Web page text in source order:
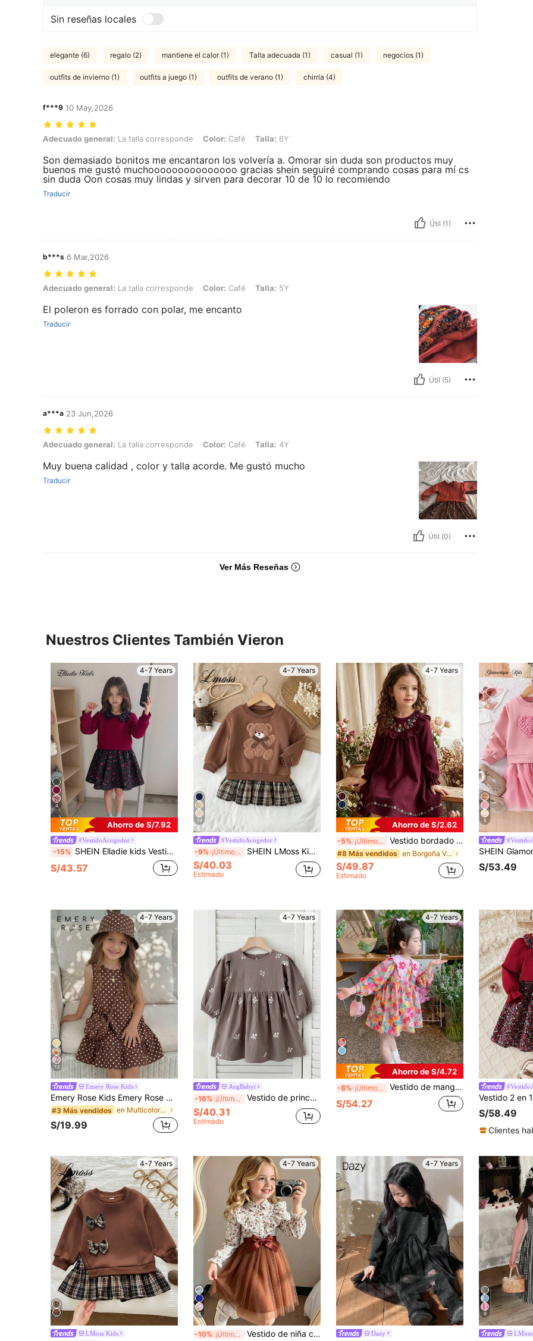
Sin reseñas locales
elegante (6) regalo (2) mantiene el calor (1) Talla adecuada (1) casual (1) negocios (1)
outfits de invierno (1) outfits a juego (1) outfits de verano (1) chirría (4)
f***9 10 May,2026
Adecuado general: La talla corresponde, Color: Café, Talla: 6Y
Adecuado general: La talla corresponde Color: Café Talla: 6Y
Son demasiado bonitos me encantaron los volvería a. Omorar sin duda son productos muy
buenos me gustó muchooooooooooooooo gracias shein seguiré comprando cosas para mí cs
sin duda Oon cosas muy lindas y sirven para decorar 10 de 10 lo recomiendo
Traducir
Útil (1)
b***s 6 Mar,2026
Adecuado general: La talla corresponde, Color: Café, Talla: 5Y
Adecuado general: La talla corresponde Color: Café Talla: 5Y
El poleron es forrado con polar, me encanto
Traducir
Útil (5)
a***a 23 Jun,2026
Adecuado general: La talla corresponde, Color: Café, Talla: 4Y
Adecuado general: La talla corresponde Color: Café Talla: 4Y
Muy buena calidad , color y talla acorde. Me gustó mucho
Traducir
Útil (0)
Ver Más Reseñas
Nuestros Clientes También Vieron
4-7 Years
4
Ahorro de S/7.92
#VestidoAcogedor
-15% SHEIN Elladie kids Vestido De Joven Chica Con Cuello Peter Pan Floral Con Remiendos Contrastantes
S/43.57
4-7 Years
19
#VestidoAcogedor
-9% ¡Últimos 2 días SHEIN LMoss Kids Vestido casual de otoño e invierno para niña joven, de punto, cuello redondo, con patrón de oso lindo, patchwork y tejido a cuadros
S/40.03
Estimado
4-7 Years
Ahorro de S/2.62
-5% ¡Últimos 2 días Vestido bordado para niña, diseño de cuello con volantes y bordado delicado, vestido holgado de manga larga, adecuado para salidas diarias/ocio al aire libre/vacaciones/estilo princesa, primavera/otoño
#8 Más vendidos en Borgoña Vestidos para niñas
S/49.87
Estimado
5
S/53.49
4-7 Years
13
Emery Rose Kids
Emery Rose Kids Emery Rose Kids Vestido casual de lunares para niña joven para vacaciones y viajes
#3 Más vendidos en Multicolor Vestidos para niñas
S/19.99
4-7 Years
AegBabyi
-16% ¡Últimos 2 días Vestido de princesa de manga larga con bordado floral vintage para niñas, primavera/otoño
S/40.31
Estimado
4-7 Years
Ahorro de S/4.72
-8% ¡Últimos 2 días Vestido de manga larga para niña, ropa infantil de estilo francés lindo con estampado de flores, ropa infantil adecuada para primavera/otoño
S/54.27
S/58.49
Clientes
4-7 Years
LMoss Kids
4-7 Years
4
-10% ¡Últimos 2 días Vestido de niña con mangas largas, estampado floral, de tela de rejilla y cinturón tejido
4-7 Years
Dazy
9